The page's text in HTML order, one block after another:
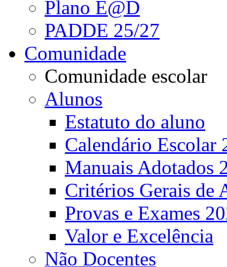
Plano E@D
PADDE 25/27
Comunidade
Comunidade escolar
Alunos
Estatuto do aluno
Calendário Escolar
Manuais Adotados
Critérios Gerais de
Provas e Exames
Valor e Excelência
Não Docentes